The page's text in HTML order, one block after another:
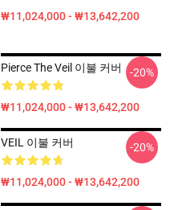
₩11,024,000 - ₩13,642,200
Pierce The Veil 이불 커버
₩11,024,000 - ₩13,642,200
-20%
VEIL 이불 커버
₩11,024,000 - ₩13,642,200
-20%